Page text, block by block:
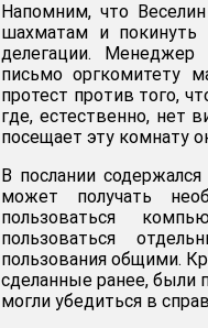
Напомним, что
шахматам и покинуть
делегации. Менеджер
письмо оргкомитету
протест против того,
где, естественно, нет
посещает эту комнату
В послании
может получать
пользоваться
пользоваться
пользования общими.
сделанные ранее, были
могли убедиться в